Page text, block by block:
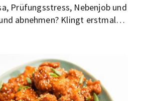
Prüfungsstress, Nebenjob und
abnehmen? Klingt erstmal
perfekten Ernährungsplan,
Mitgliedschaft und
Bowl, deren Zutaten
dein Wocheneinkauf.